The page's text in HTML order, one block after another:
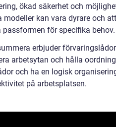
ökad säkerhet och
modeller kan vara dyrare och
passformen för specifika behov.
erbjuder
arbetsytan och hålla
och ha en logisk
på arbetsplatsen.